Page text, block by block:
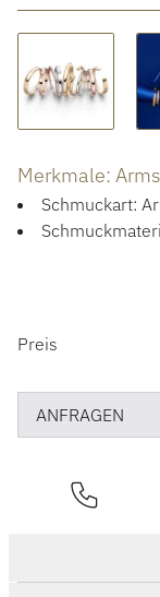
HOCHZEIT
ACCESSOIRES
ÜBER UNS
Merkmale:
Schmuckart:
Preis
ANFRAGEN